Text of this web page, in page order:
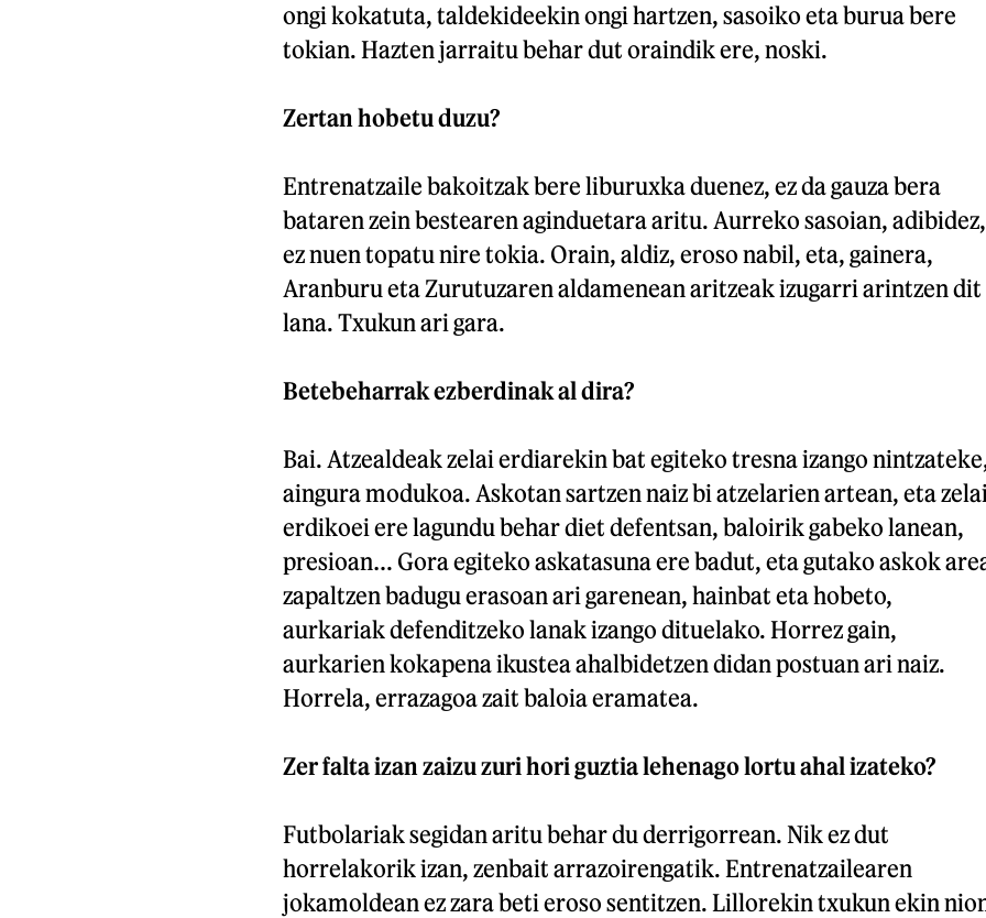
ongi kokatuta, taldekideekin ongi hartzen, sasoiko eta burua bere
tokian. Hazten jarraitu behar dut oraindik ere, noski.
Zertan hobetu duzu?
Entrenatzaile bakoitzak bere liburuxka duenez, ez da gauza bera
bataren zein bestearen aginduetara aritu. Aurreko sasoian, adibidez,
ez nuen topatu nire tokia. Orain, aldiz, eroso nabil, eta, gainera,
Aranburu eta Zurutuzaren aldamenean aritzeak izugarri arintzen dit
lana. Txukun ari gara.
Betebeharrak ezberdinak al dira?
Bai. Atzealdeak zelai erdiarekin bat egiteko tresna izango
aingura modukoa. Askotan sartzen naiz bi atzelarien artean, eta
erdikoei ere lagundu behar diet defentsan, baloirik gabeko lanean,
presioan… Gora egiteko askatasuna ere badut, eta gutako askok
zapaltzen badugu erasoan ari garenean, hainbat eta hobeto,
aurkariak defenditzeko lanak izango dituelako. Horrez gain,
aurkarien kokapena ikustea ahalbidetzen didan postuan ari naiz.
Horrela, errazagoa zait baloia eramatea.
Zer falta izan zaizu zuri hori guztia lehenago lortu ahal izateko?
Futbolariak segidan aritu behar du derrigorrean. Nik ez dut
horrelakorik izan, zenbait arrazoirengatik. Entrenatzailearen
jokamoldean ez zara beti eroso sentitzen. Lillorekin txukun ekin